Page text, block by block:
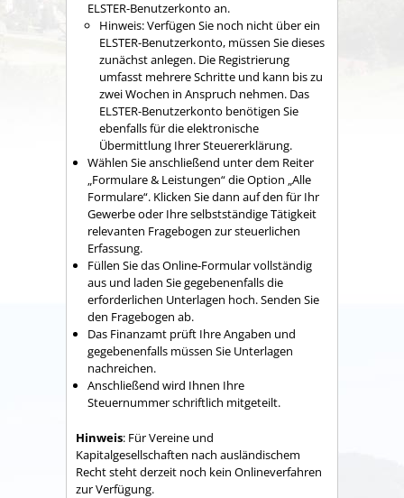
ELSTER-Benutzerkonto an.
Hinweis: Verfügen Sie noch nicht über ein
ELSTER-Benutzerkonto, müssen Sie dieses
zunächst anlegen. Die Registrierung
umfasst mehrere Schritte und kann bis zu
zwei Wochen in Anspruch nehmen. Das
ELSTER-Benutzerkonto benötigen Sie
ebenfalls für die elektronische
Übermittlung Ihrer Steuererklärung.
Wählen Sie anschließend unter dem Reiter
„Formulare & Leistungen“ die Option „Alle
Formulare“. Klicken Sie dann auf den für Ihr
Gewerbe oder Ihre selbstständige Tätigkeit
relevanten Fragebogen zur steuerlichen
Erfassung.
Füllen Sie das Online-Formular vollständig
aus und laden Sie gegebenenfalls die
erforderlichen Unterlagen hoch. Senden Sie
den Fragebogen ab.
Das Finanzamt prüft Ihre Angaben und
gegebenenfalls müssen Sie Unterlagen
nachreichen.
Anschließend wird Ihnen Ihre
Steuernummer schriftlich mitgeteilt.
Hinweis: Für Vereine und
Kapitalgesellschaften nach ausländischem
Recht steht derzeit noch kein Onlineverfahren
zur Verfügung.